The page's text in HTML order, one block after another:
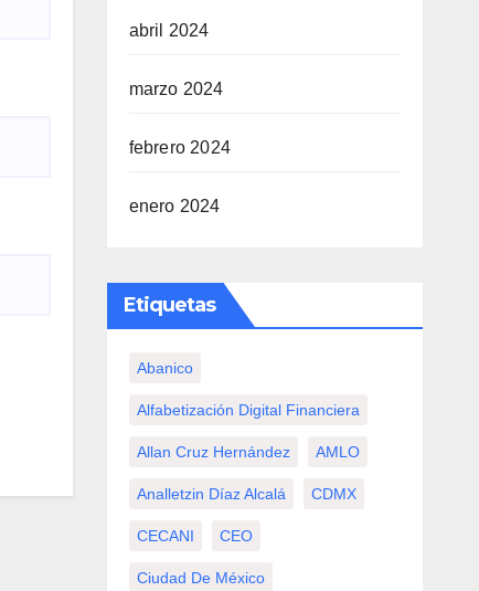
abril 2024
marzo 2024
febrero 2024
enero 2024
Etiquetas
Abanico
Alfabetización Digital Financiera
Allan Cruz Hernández AMLO
Analletzin Díaz Alcalá CDMX
CECANI CEO
Ciudad De México